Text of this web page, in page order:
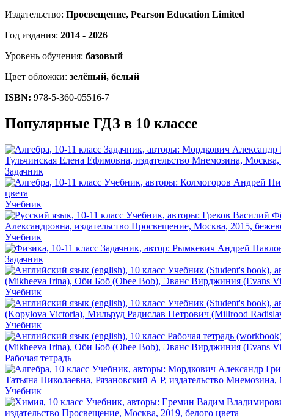
Издательство: Просвещение, Pearson Education Limited
Год издания: 2014 - 2026
Уровень обучения: базовый
Цвет обложки: зелёный, белый
ISBN: 978-5-360-05516-7
Популярные ГДЗ в 10 классе
Задачник
Учебник
Учебник
Задачник
Учебник
Учебник
Рабочая тетрадь
Учебник